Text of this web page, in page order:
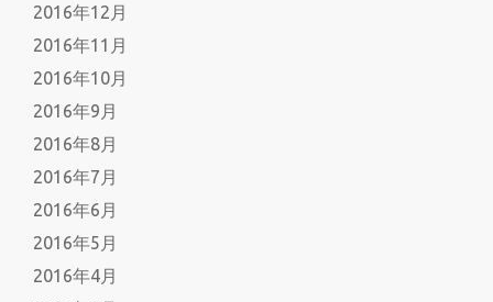
2016年12月
2016年11月
2016年10月
2016年9月
2016年8月
2016年7月
2016年6月
2016年5月
2016年4月